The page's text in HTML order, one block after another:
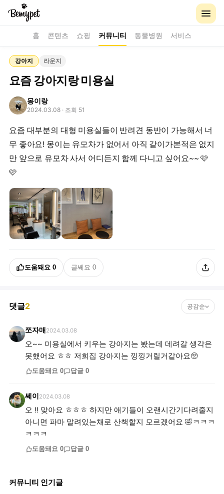
홈 콘텐츠 쇼핑 커뮤니티 동물병원 서비스
강아지 라운지
요즘 강아지랑 미용실
몽이랑
2024.03.08 · 조회 51
요즘 대부분의 대형 미용실들이 반려견 동반이 가능해서 너
무 좋아요! 몽이는 유모차가 없어서 아직 같이가본적은 없지
만 앞으로 유모차 사서 어디든지 함께 다니고 싶어요~~ 🩷
🩷
도움돼요 0 글쎄요 0
댓글2 공감순
쪼자매 2024.03.08
오~~ 미용실에서 키우는 강아지는 봤는데 데려갈 생각은
못했어요 ㅎㅎ 저희집 강아지는 낑낑거릴거같아요🥺
도움돼요 0 답글 0
쎄이 2024.03.08
오 !! 맞아요 ㅎㅎㅎ 하지만 애기들이 오랜시간기다려줄지
아니면 파마 말려있는채로 산책할지 모르겠어요 🤣ㅋㅋㅋ
ㅋㅋㅋ
도움돼요 0 답글 0
커뮤니티 인기글